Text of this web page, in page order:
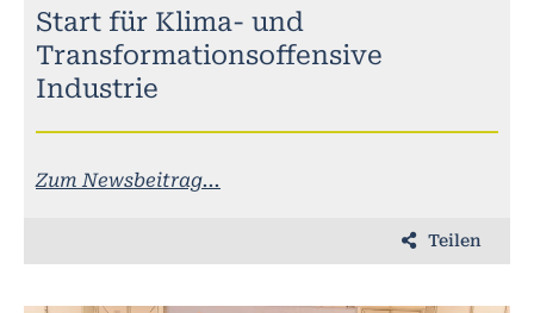
Start für Klima- und
Transformationsoffensive
Industrie
Zum Newsbeitrag...
Teilen